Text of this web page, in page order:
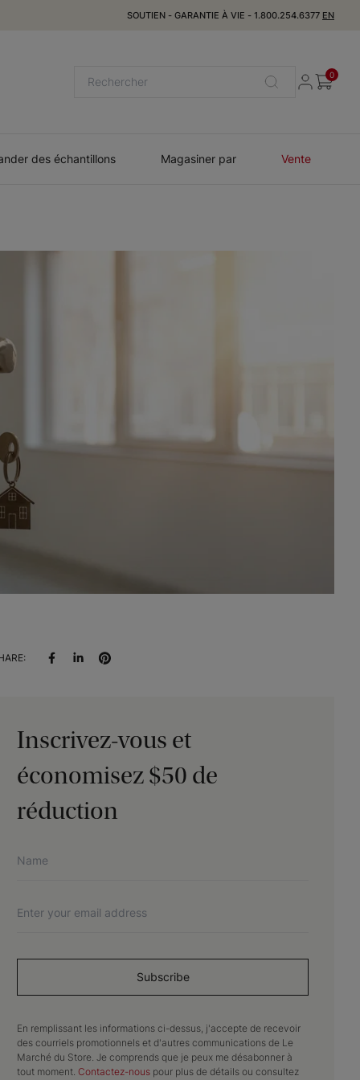
SOUTIEN - GARANTIE À VIE - 1.800.254.6377 EN
0
des échantillons Magasiner par Vente
Inscrivez-vous et
économisez $50 de
réduction
Subscribe
En remplissant les informations ci-dessus, j'accepte de recevoir
des courriels promotionnels et d'autres communications de Le
Marché du Store. Je comprends que je peux me désabonner à
tout moment. Contactez-nous pour plus de détails ou consultez